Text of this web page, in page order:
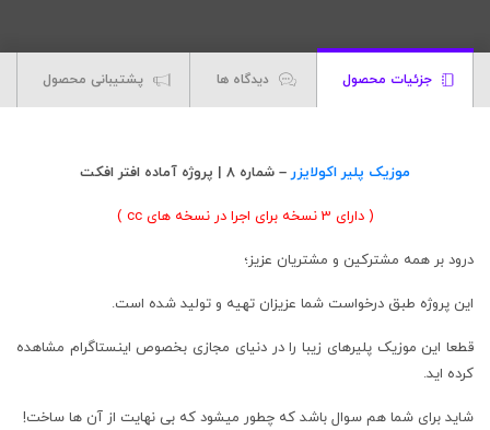
جزئیات محصول دیدگاه ها پشتیبانی محصول
موزیک پلیر اکولایزر – شماره 8 | پروژه آماده افتر افکت
( دارای 3 نسخه برای اجرا در نسخه های cc )
درود بر همه مشترکین و مشتریان عزیز؛
این پروژه طبق درخواست شما عزیزان تهیه و تولید شده است.
قطعا این موزیک پلیرهای زیبا را در دنیای مجازی بخصوص اینستاگرام مشاهده
کرده اید.
شاید برای شما هم سوال باشد که چطور میشود که بی نهایت از آن ها ساخت!